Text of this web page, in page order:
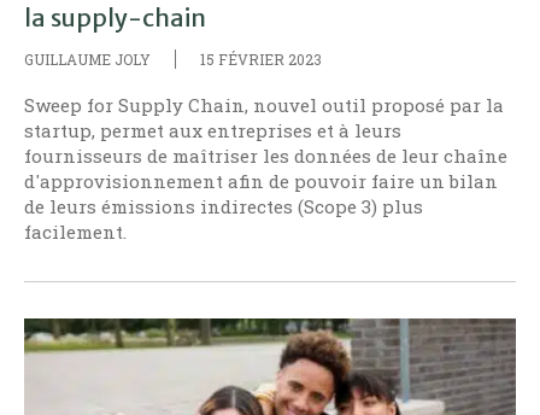
la supply-chain
GUILLAUME JOLY 15 FÉVRIER 2023
Sweep for Supply Chain, nouvel outil proposé par la
startup, permet aux entreprises et à leurs
fournisseurs de maîtriser les données de leur chaîne
d'approvisionnement afin de pouvoir faire un bilan
de leurs émissions indirectes (Scope 3) plus
facilement.